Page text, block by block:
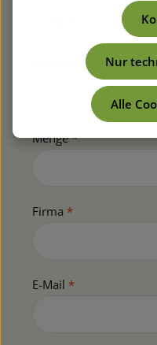
Artikelnummer*
Menge*
Firma *
E-Mail *
Nur
Alle